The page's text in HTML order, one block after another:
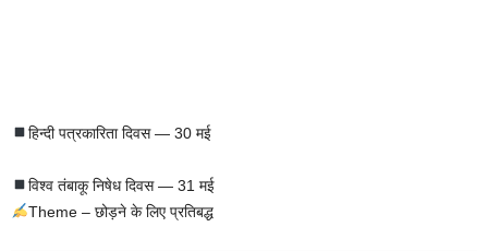
हिन्दी पत्रकारिता दिवस — 30 मई
विश्व तंबाकू निषेध दिवस — 31 मई
Theme – छोड़ने के लिए प्रतिबद्ध